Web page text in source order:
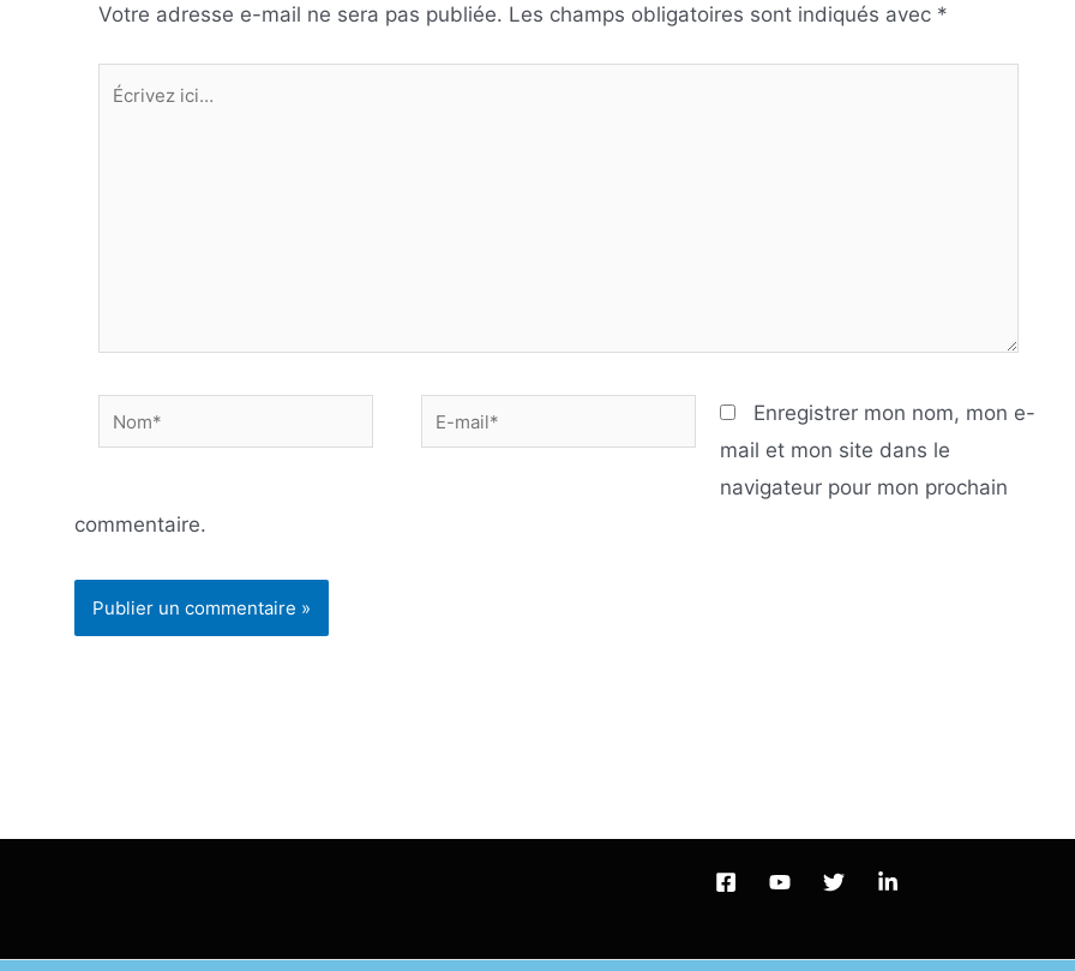
Votre adresse e-mail ne sera pas publiée. Les champs obligatoires sont indiqués avec *
Écrivez
Nom*
E-
mail*
Enregistrer mon nom, mon e-
mail et mon site dans le
navigateur pour mon prochain
commentaire.